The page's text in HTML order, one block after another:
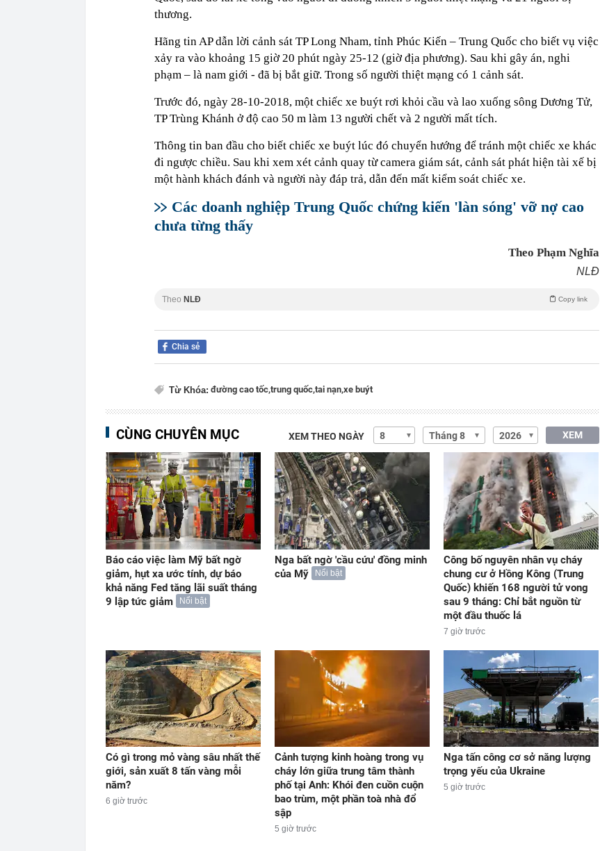
thương.
Hãng tin AP dẫn lời cảnh sát TP Long Nham, tỉnh Phúc Kiến – Trung Quốc cho biết vụ việc
xảy ra vào khoảng 15 giờ 20 phút ngày 25-12 (giờ địa phương). Sau khi gây án, nghi
phạm – là nam giới - đã bị bắt giữ. Trong số người thiệt mạng có 1 cảnh sát.
Trước đó, ngày 28-10-2018, một chiếc xe buýt rơi khỏi cầu và lao xuống sông Dương Tử,
TP Trùng Khánh ở độ cao 50 m làm 13 người chết và 2 người mất tích.
Thông tin ban đầu cho biết chiếc xe buýt lúc đó chuyển hướng để tránh một chiếc xe khác
đi ngược chiều. Sau khi xem xét cảnh quay từ camera giám sát, cảnh sát phát hiện tài xế bị
một hành khách đánh và người này đáp trả, dẫn đến mất kiểm soát chiếc xe.
Các doanh nghiệp Trung Quốc chứng kiến 'làn sóng' vỡ nợ cao
chưa từng thấy
Theo Phạm Nghĩa
NLĐ
Theo NLĐ Copy link
Chia sẻ
Từ Khóa: đường cao tốc,trung quốc,tai nạn,xe buýt
CÙNG CHUYÊN MỤC XEM THEO NGÀY XEM
Báo cáo việc làm Mỹ bất ngờ
giảm, hụt xa ước tính, dự báo
khả năng Fed tăng lãi suất tháng
9 lập tức giảm
Nổi bật
Nga bất ngờ 'cầu cứu' đồng minh
của Mỹ
Nổi bật
Công bố nguyên nhân vụ cháy
chung cư ở Hồng Kông (Trung
Quốc) khiến 168 người tử vong
sau 9 tháng: Chỉ bắt nguồn từ
một đầu thuốc lá
7 giờ trước
Có gì trong mỏ vàng sâu nhất thế
giới, sản xuất 8 tấn vàng mỗi
năm?
6 giờ trước
Cảnh tượng kinh hoàng trong vụ
cháy lớn giữa trung tâm thành
phố tại Anh: Khói đen cuồn cuộn
bao trùm, một phần toà nhà đổ
sập
5 giờ trước
Nga tấn công cơ sở năng lượng
trọng yếu của Ukraine
5 giờ trước